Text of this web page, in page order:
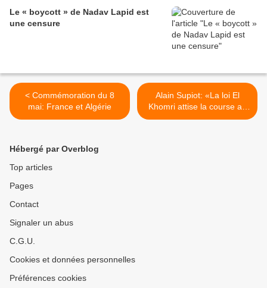
Le « boycott » de Nadav Lapid est
une censure
< Commémoration du 8
mai: France et Algérie
Alain Supiot: «La loi El
Khomri attise la course au
moins-disant social» >
Hébergé par Overblog
Top articles
Pages
Contact
Signaler un abus
C.G.U.
Cookies et données personnelles
Préférences cookies